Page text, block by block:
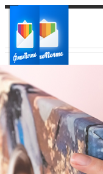
Ваш город:
Ваш регион доставки
Выберите из списка: